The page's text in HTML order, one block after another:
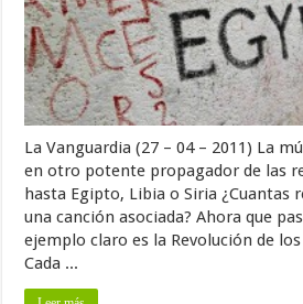
La Vanguardia (27 – 04 – 2011) La
en otro potente propagador de las
hasta Egipto, Libia o Siria ¿Cuantas
una canción asociada? Ahora que
ejemplo claro es la Revolución de
Cada ...